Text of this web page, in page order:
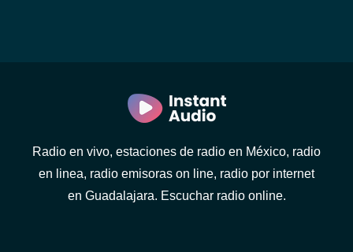
Radio en vivo, estaciones de radio en México, radio
en linea, radio emisoras on line, radio por internet
en Guadalajara. Escuchar radio online.